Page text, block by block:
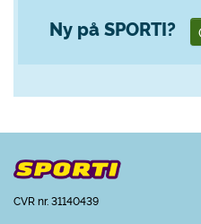
Ny på SPORTI?
CVR nr. 31140439